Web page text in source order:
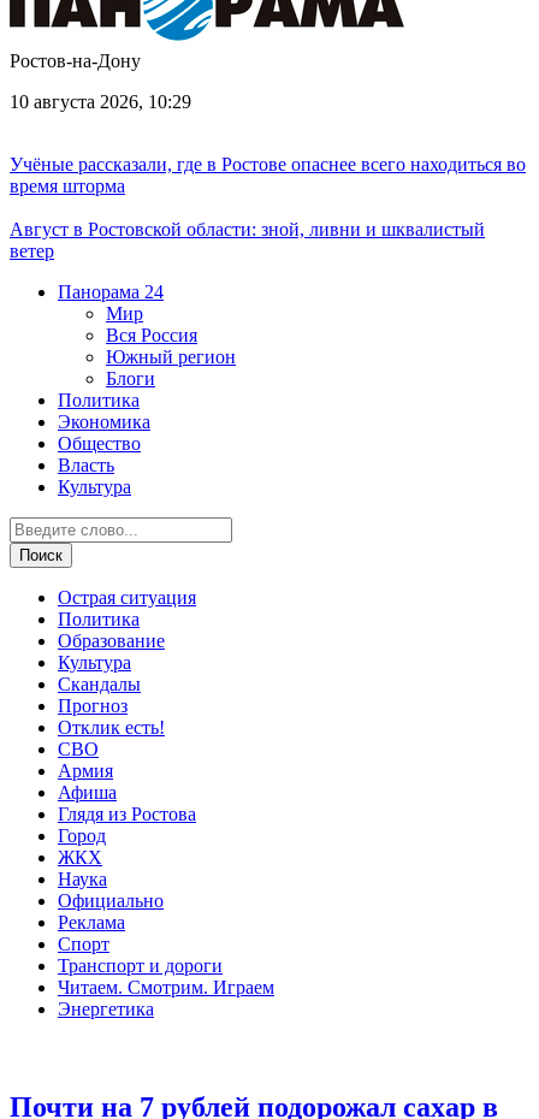
Ростов-на-Дону
10 августа 2026, 10:29
Учёные рассказали, где в Ростове опаснее всего находиться во
время шторма
Август в Ростовской области: зной, ливни и шквалистый
ветер
Панорама 24
Мир
Вся Россия
Южный регион
Блоги
Политика
Экономика
Общество
Власть
Культура
Острая ситуация
Политика
Образование
Культура
Скандалы
Прогноз
Отклик есть!
СВО
Армия
Афиша
Глядя из Ростова
Город
ЖКХ
Наука
Официально
Реклама
Спорт
Транспорт и дороги
Читаем. Смотрим. Играем
Энергетика
Почти на 7 рублей подорожал сахар в